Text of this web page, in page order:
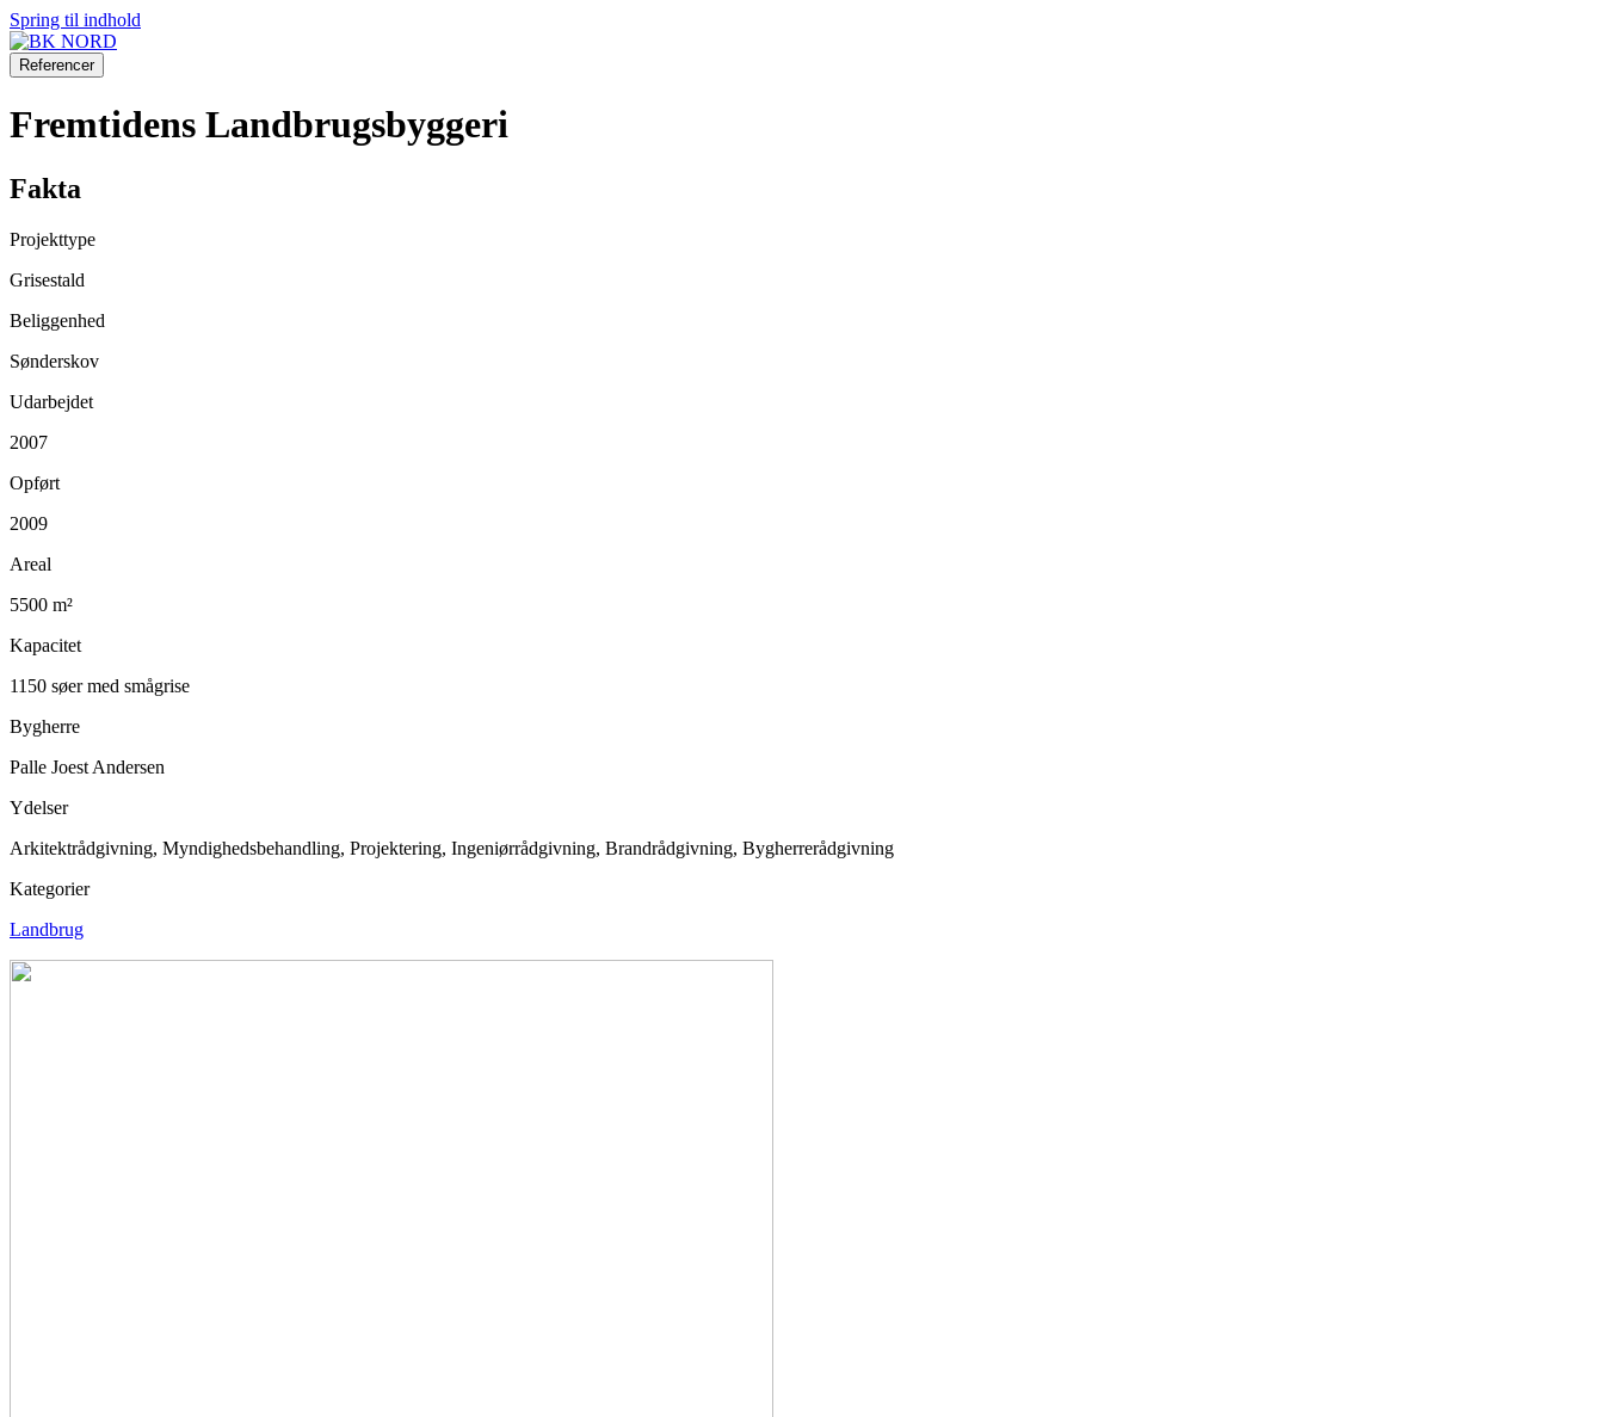
Spring til indhold
Referencer
Fremtidens Landbrugsbyggeri
Fakta
Projekttype
Grisestald
Beliggenhed
Sønderskov
Udarbejdet
2007
Opført
2009
Areal
5500 m²
Kapacitet
1150 søer med smågrise
Bygherre
Palle Joest Andersen
Ydelser
Arkitektrådgivning, Myndighedsbehandling, Projektering, Ingeniørrådgivning, Brandrådgivning, Bygherrerådgivning
Kategorier
Landbrug